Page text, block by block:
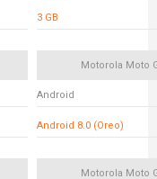
3 GB
Motorola Moto
Android
Android 8.0 (Oreo)
Motorola Moto